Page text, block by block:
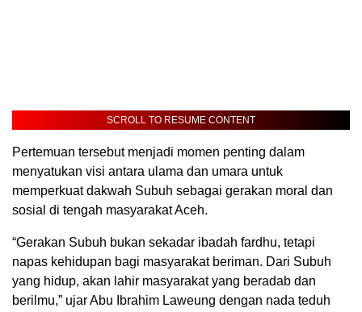
SCROLL TO RESUME CONTENT
Pertemuan tersebut menjadi momen penting dalam
menyatukan visi antara ulama dan umara untuk
memperkuat dakwah Subuh sebagai gerakan moral dan
sosial di tengah masyarakat Aceh.
“Gerakan Subuh bukan sekadar ibadah fardhu, tetapi
napas kehidupan bagi masyarakat beriman. Dari Subuh
yang hidup, akan lahir masyarakat yang beradab dan
berilmu,” ujar Abu Ibrahim Laweung dengan nada teduh